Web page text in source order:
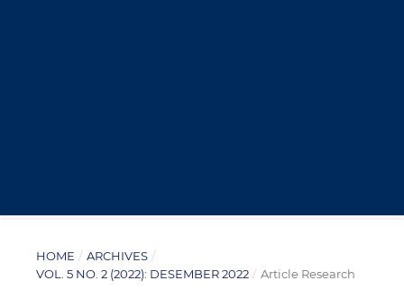
HOME / ARCHIVES /
VOL. 5 NO. 2 (2022): DESEMBER 2022 / Article Research